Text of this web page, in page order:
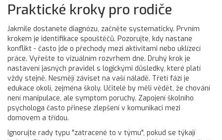
Praktické kroky pro rodiče
Jakmile dostanete diagnózu, začněte systematicky. Prvním
krokem je identifikace spouštěčů. Pozorujte, kdy nastane
konflikt - často jde o přechody mezi aktivitami nebo uklízecí
práce. Vyřešte to vizuálním rozvrhem dne. Druhý krok je
nastavení jasných pravidel s logickými důsledky, které platí
vždy stejně. Nesmějí záviset na vaší náladě. Třetí fází je
edukace okolí, zejména školy. Učitelé by měli vědět, že chování
není manipulace, ale symptom poruchy. Zapojení školního
psychologa často přinese zlepšení v komunikaci mezi
domovem a třídou.
Ignorujte rady typu "zatracené to v týmu", pokud se týkají